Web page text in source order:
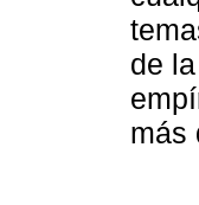
de
más